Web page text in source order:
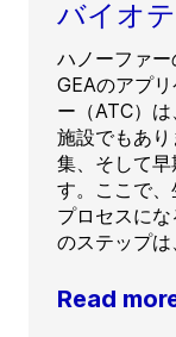
バイオ
ハノーファ
GEAのアプ
ー（ATC）
施設でもあ
集、そして
す。ここで
プロセスに
のステップは
Read